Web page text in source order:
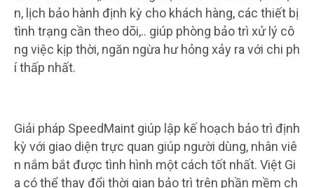
n, lịch bảo hành định kỳ cho khách hàng, các thiết bị
tình trạng cần theo dõi,.. giúp phòng bảo trì xử lý cô
ng việc kịp thời, ngăn ngừa hư hỏng xảy ra với chi ph
í thấp nhất.
Giải pháp SpeedMaint giúp lập kế hoạch bảo trì định
kỳ với giao diện trực quan giúp người dùng, nhân viê
n nắm bắt được tình hình một cách tốt nhất. Việt Gi
a có thể thay đổi thời gian bảo trì trên phần mềm ch